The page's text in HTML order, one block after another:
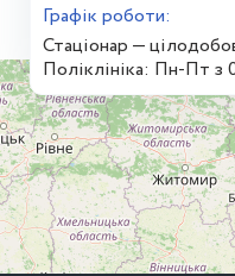
Графік роботи:
Стаціонар —
Поліклініка: Пн-Пт з